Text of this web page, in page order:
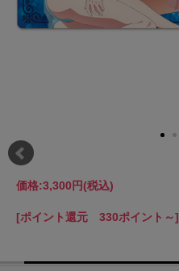
価格:3,300円(税込)
[ポイント還元 330ポイント～]